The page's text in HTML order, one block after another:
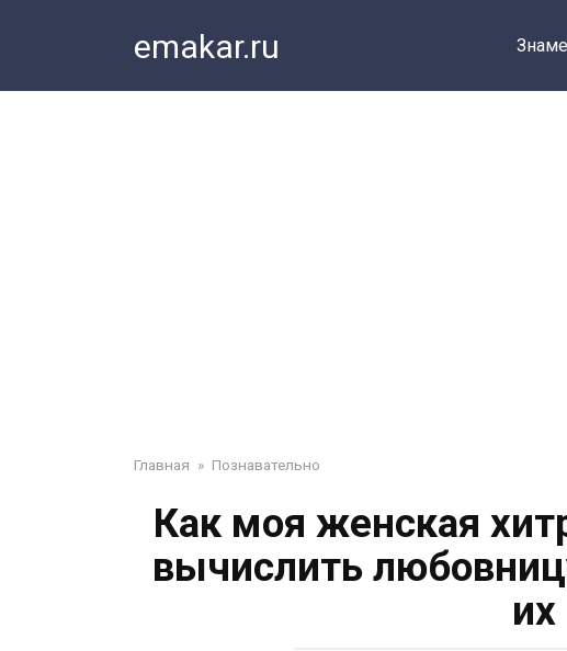
emakar.ru
Главная » Познавательно
Как моя женская
вычислить
их